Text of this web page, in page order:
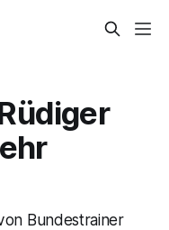
Bundestrainer